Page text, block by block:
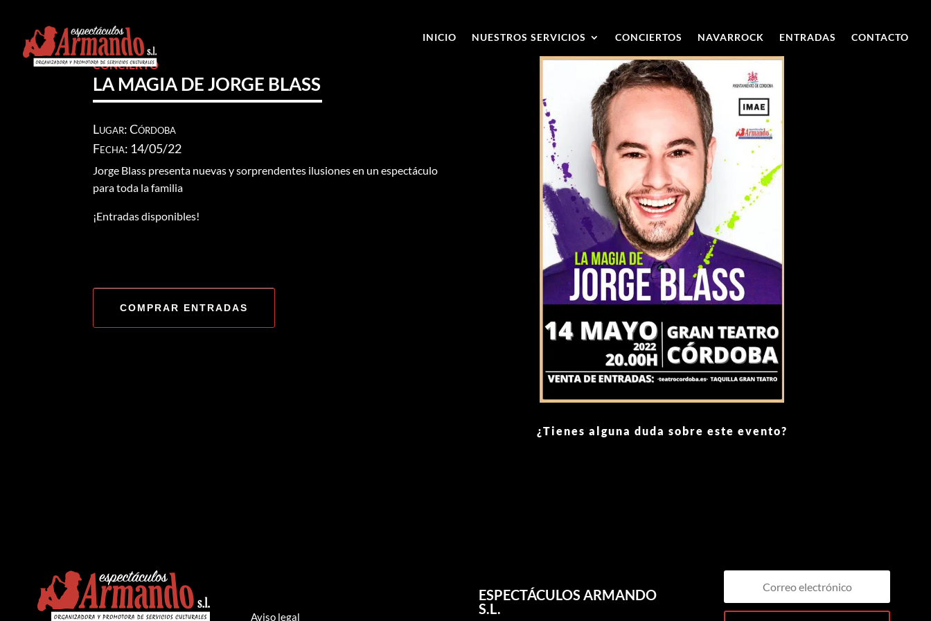
INICIO NUESTROS SERVICIOS CONCIERTOS NAVARROCK ENTRADAS CONTACTO
CONCIERTO
LA MAGIA DE JORGE BLASS
Lugar: Córdoba
Fecha: 14/05/22
Jorge Blass presenta nuevas y sorprendentes ilusiones en un espectáculo
para toda la familia
¡Entradas disponibles!
COMPRAR ENTRADAS
¿Tienes alguna duda sobre este evento?
Aviso legal
ESPECTÁCULOS ARMANDO
S.L.